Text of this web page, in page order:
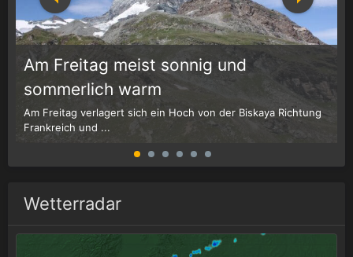
Am Freitag meist sonnig und
sommerlich warm
Am Freitag verlagert sich ein Hoch von der Biskaya Richtung
Frankreich und ...
Wetterradar